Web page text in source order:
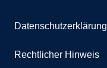
Datenschutzerklärung
Rechtlicher Hinweis